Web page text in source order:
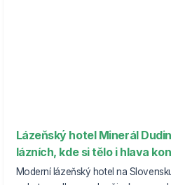
Lázeňský hotel Minerál
lázních, kde si tělo i hlava
Moderní lázeňský hotel na